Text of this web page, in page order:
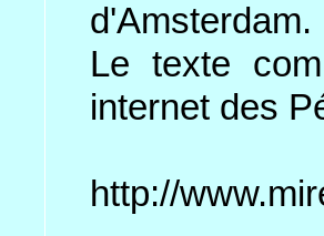
d'Amsterdam.
Le texte
internet des
http://